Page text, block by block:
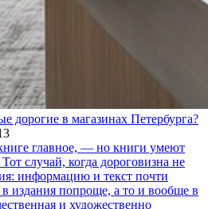
дорогие в магазинах Петербурга?
главное, — но книги умеют
случай, когда дороговизна не
информацию и текст почти
издания попроще, а то и вообще в
и художественно